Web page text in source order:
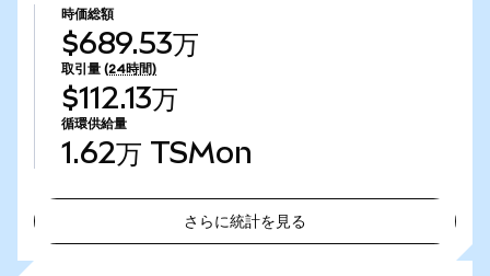
時価総額
$689.53万
取引量 (24時間)
$112.13万
循環供給量
1.62万 TSMon
さらに統計を見る